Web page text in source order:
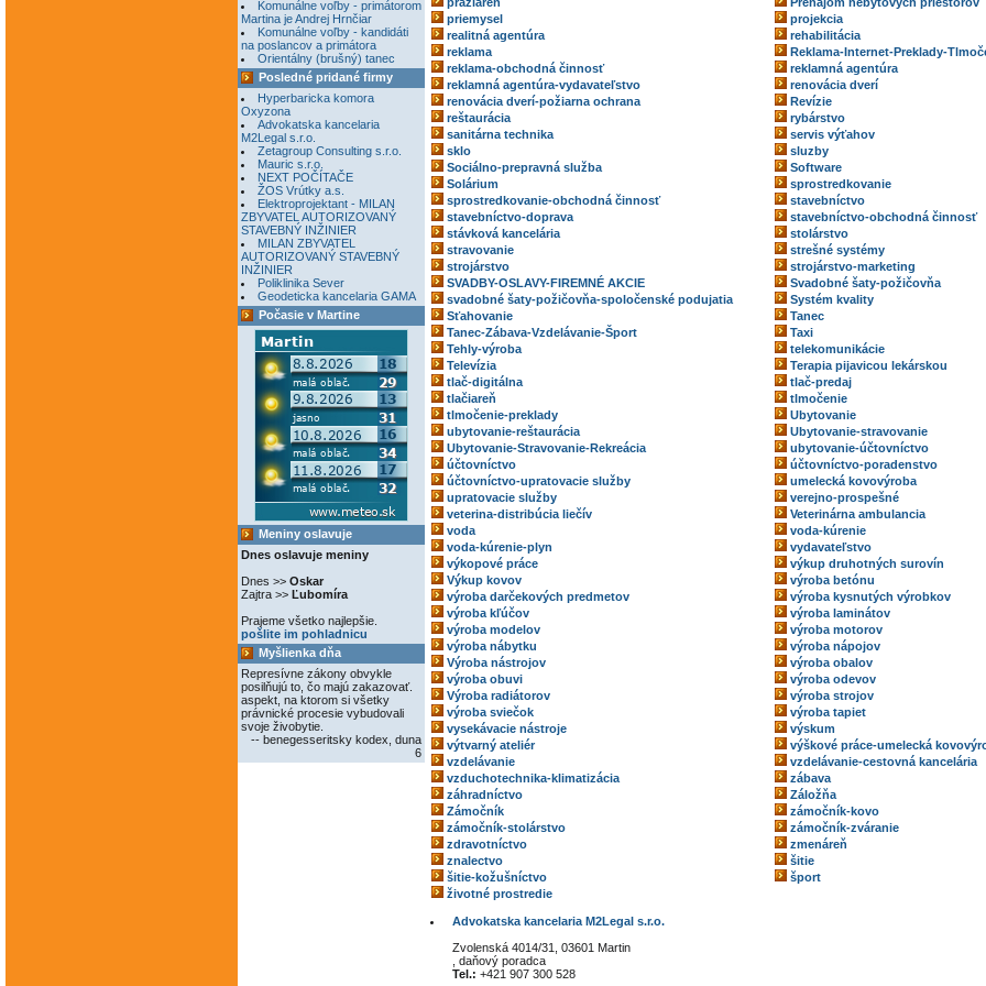
Komunálne voľby - primátorom
Martina je Andrej Hrnčiar
Komunálne voľby - kandidáti
na poslancov a primátora
Orientálny (brušný) tanec
Posledné pridané firmy
Hyperbaricka komora
Oxyzona
Advokatska kancelaria
M2Legal s.r.o.
Zetagroup Consulting s.r.o.
Mauric s.r.o.
NEXT POČÍTAČE
ŽOS Vrútky a.s.
Elektroprojektant - MILAN
ZBYVATEL AUTORIZOVANÝ
STAVEBNÝ INŽINIER
MILAN ZBYVATEL
AUTORIZOVANÝ STAVEBNÝ
INŽINIER
Poliklinika Sever
Geodeticka kancelaria GAMA
Počasie v Martine
Meniny oslavuje
Dnes oslavuje meniny
Dnes >> Oskar
Zajtra >> Ľubomíra
Prajeme všetko najlepšie.
pošlite im pohladnicu
Myšlienka dňa
Represívne zákony obvykle
posilňujú to, čo majú zakazovať.
aspekt, na ktorom si všetky
právnické procesie vybudovali
svoje živobytie.
-- benegesseritsky kodex, duna
6
priemysel
projekcia
realitná agentúra
rehabilitácia
reklama
Reklama-Internet-Preklady-
reklama-obchodná činnosť
reklamná agentúra
reklamná agentúra-vydavateľstvo
renovácia dverí
renovácia dverí-požiarna ochrana
Revízie
reštaurácia
rybárstvo
sanitárna technika
servis výťahov
sklo
sluzby
Sociálno-prepravná služba
Software
Solárium
sprostredkovanie
sprostredkovanie-obchodná činnosť
stavebníctvo
stavebníctvo-doprava
stavebníctvo-obchodná činnosť
stávková kancelária
stolárstvo
stravovanie
strešné systémy
strojárstvo
strojárstvo-marketing
SVADBY-OSLAVY-FIREMNÉ AKCIE
Svadobné šaty-požičovňa
svadobné šaty-požičovňa-spoločenské podujatia
Systém kvality
Sťahovanie
Tanec
Tanec-Zábava-Vzdelávanie-Šport
Taxi
Tehly-výroba
telekomunikácie
Televízia
Terapia pijavicou lekárskou
tlač-digitálna
tlač-predaj
tlačiareň
tlmočenie
tlmočenie-preklady
Ubytovanie
ubytovanie-reštaurácia
Ubytovanie-stravovanie
Ubytovanie-Stravovanie-Rekreácia
ubytovanie-účtovníctvo
účtovníctvo
účtovníctvo-poradenstvo
účtovníctvo-upratovacie služby
umelecká kovovýroba
upratovacie služby
verejno-prospešné
veterina-distribúcia liečív
Veterinárna ambulancia
voda
voda-kúrenie
voda-kúrenie-plyn
vydavateľstvo
výkopové práce
výkup druhotných surovín
Výkup kovov
výroba betónu
výroba darčekových predmetov
výroba kysnutých výrobkov
výroba kľúčov
výroba laminátov
výroba modelov
výroba motorov
výroba nábytku
výroba nápojov
Výroba nástrojov
výroba obalov
výroba obuvi
výroba odevov
Výroba radiátorov
výroba strojov
výroba sviečok
výroba tapiet
vysekávacie nástroje
výskum
výtvarný ateliér
výškové práce-umelecká
vzdelávanie
vzdelávanie-cestovná kancelária
vzduchotechnika-klimatizácia
zábava
záhradníctvo
Záložňa
Zámočník
zámočník-kovo
zámočník-stolárstvo
zámočník-zváranie
zdravotníctvo
zmenáreň
znalectvo
šitie
šitie-kožušníctvo
šport
životné prostredie
Advokatska kancelaria M2Legal s.r.o.
Zvolenská 4014/31, 03601 Martin
, daňový poradca
Tel.: +421 907 300 528